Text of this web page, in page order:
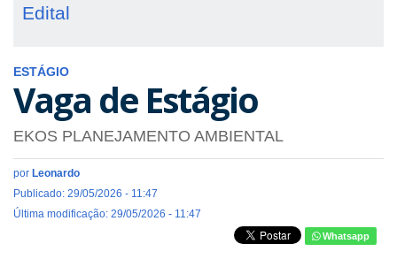
Edital
ESTÁGIO
Vaga de Estágio
EKOS PLANEJAMENTO AMBIENTAL
por Leonardo
Publicado: 29/05/2026 - 11:47
Última modificação: 29/05/2026 - 11:47
Whatsapp